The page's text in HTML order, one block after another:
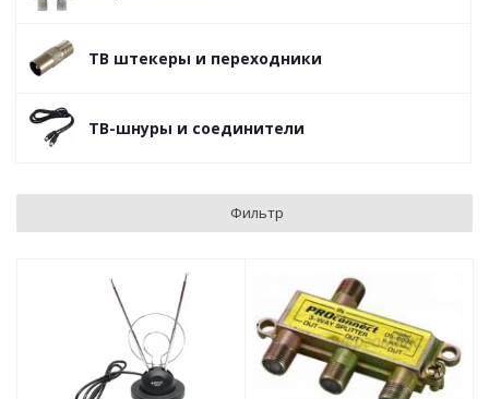
ТВ штекеры и переходники
ТВ-шнуры и соединители
Фильтр